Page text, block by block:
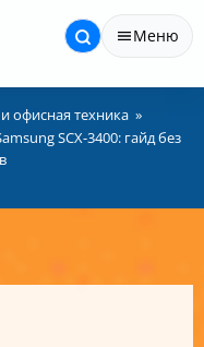
Меню
офисная техника
SCX-3400: гайд без